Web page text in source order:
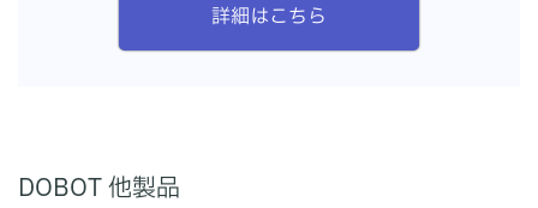
詳細はこちら
DOBOT 他製品